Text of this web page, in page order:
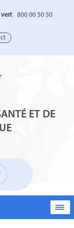
vert 800 00 50 50
ET DE